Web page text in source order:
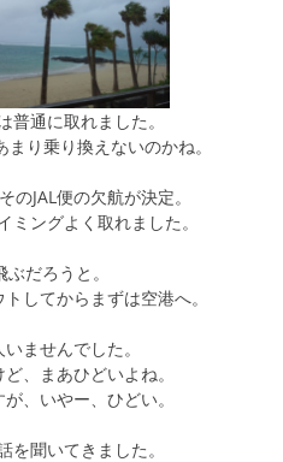
普通に取れました。
り乗り換えないのかね。
JAL便の欠航が決定。
ミングよく取れました。
だろうと。
してからまずは空港へ。
ませんでした。
、まあひどいよね。
、いやー、ひどい。
を聞いてきました。